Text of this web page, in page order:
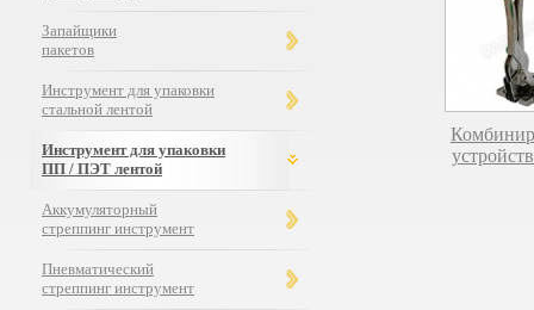
Запайщики
пакетов
Инструмент для упаковки
стальной лентой
Инструмент для упаковки
ПП / ПЭТ лентой
Аккумуляторный
стреппинг инструмент
Пневматический
стреппинг инструмент